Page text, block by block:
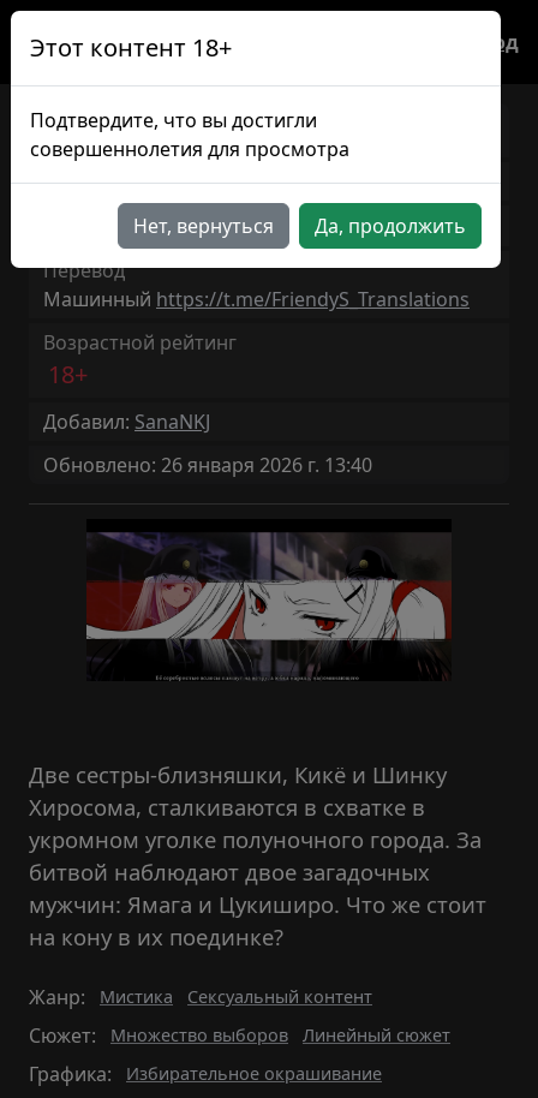
Вход
Этот контент 18+
Подтвердите, что вы достигли
совершеннолетия для просмотра
Нет, вернуться Да, продолжить
JP/RUGeminism
Версия игры: 0.2
Продолжительность: ~12ч 20мин
Перевод
Машинный https://t.me/FriendyS_Translations
Возрастной рейтинг
18+
Добавил: SanaNKJ
Обновлено: 26 января 2026 г. 13:40
Две сестры-близняшки, Кикё и Шинку
Хиросома, сталкиваются в схватке в
укромном уголке полуночного города. За
битвой наблюдают двое загадочных
мужчин: Ямага и Цукиширо. Что же стоит
на кону в их поединке?
Жанр: Мистика Сексуальный контент
Сюжет: Множество выборов Линейный сюжет
Графика: Избирательное окрашивание